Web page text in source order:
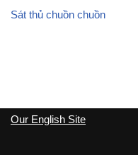
Sát thủ chuồn chuồn
Our English Site